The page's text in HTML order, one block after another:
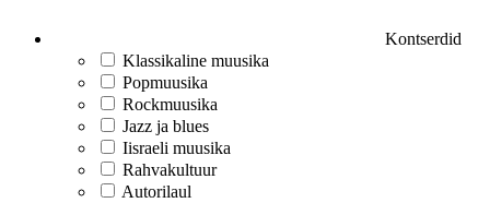
Kontserdid
Klassikaline muusika
Popmuusika
Rockmuusika
Jazz ja blues
Iisraeli muusika
Rahvakultuur
Autorilaul